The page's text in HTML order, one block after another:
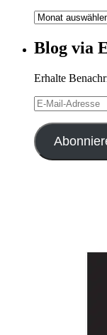
Blog-
Blog via
Erhalte
E-
Mail-
Adresse